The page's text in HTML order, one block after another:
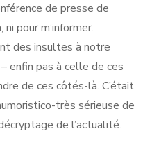
de presse de
pour m’informer.
des insultes à notre
enfin pas à celle de ces
de ces côtés-là. C’était
très sérieuse de
de l’actualité.